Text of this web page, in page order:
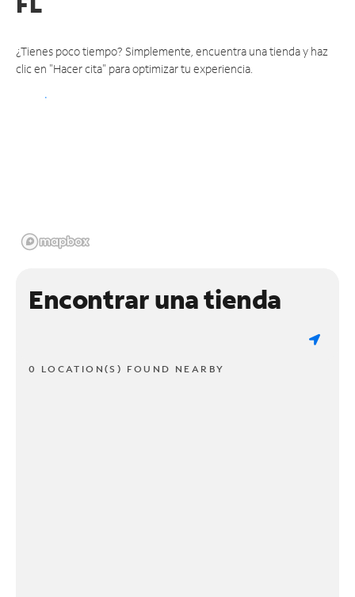
¿Tienes poco tiempo? Simplemente, encuentra una tienda y haz
clic en "Hacer cita" para optimizar tu experiencia.
Encontrar una tienda
0 LOCATION(S) FOUND NEARBY